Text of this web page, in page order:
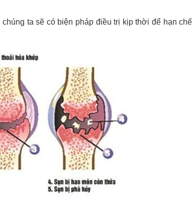
chúng ta sẽ có biện pháp điều trị kịp thời để hạn chế